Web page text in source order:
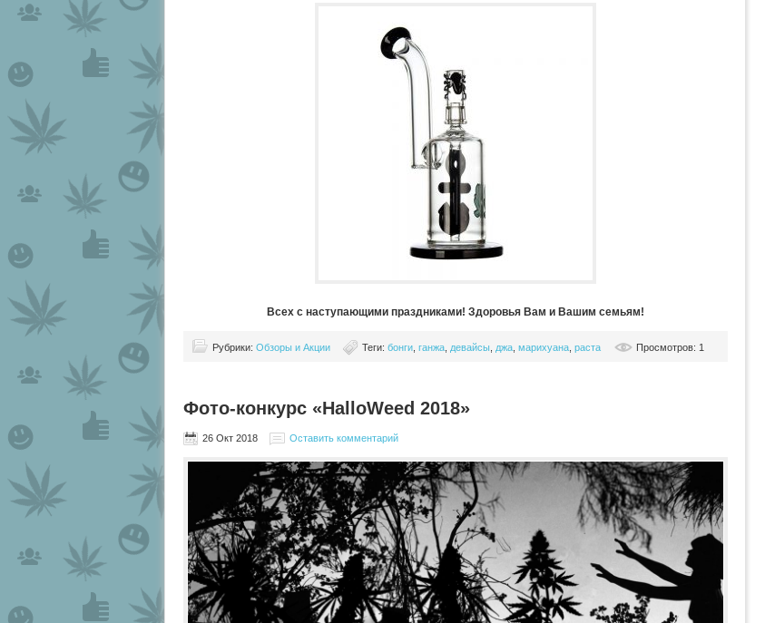
Всех с наступающими праздниками! Здоровья Вам и Вашим семьям!
Рубрики: Обзоры и Акции Теги: бонги ганжа девайсы джа марихуана раста Просмотров: 1
Фото-конкурс «HalloWeed 2018»
26 Окт 2018 Оставить комментарий